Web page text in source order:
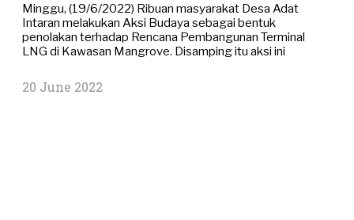
Minggu, (19/6/2022) Ribuan masyarakat Desa Adat
Intaran melakukan Aksi Budaya sebagai bentuk
penolakan terhadap Rencana Pembangunan Terminal
LNG di Kawasan Mangrove. Disamping itu aksi ini
20 June 2022